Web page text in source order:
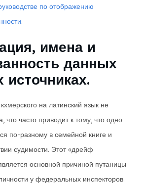
по отображению
.
имена и
данных
источниках.
на латинский язык не
что часто приводит к тому, что одно
по-разному в семейной книге и
судимости. Этот «дрейф
основной причиной путаницы
у федеральных инспекторов.